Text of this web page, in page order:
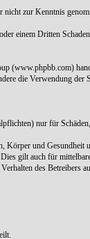
zur Kenntnis
einem Dritten
(www.phpbb.com)
die Verwendung
nur für
Körper und
gilt auch für
des Betreibers